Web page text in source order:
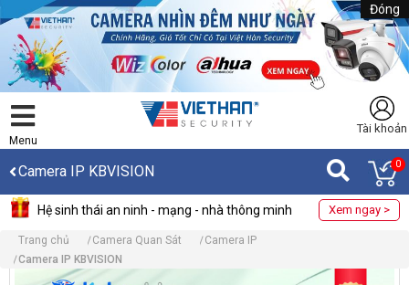
Đóng
Menu
Tài khoản
Camera IP KBVISION 0
Hệ sinh thái an ninh - mạng - nhà thông minh Xem ngay >
Trang chủ Camera Quan Sát
Camera IP
Camera IP KBVISION